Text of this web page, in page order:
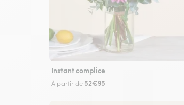
Instant complice
À partir de 52€95